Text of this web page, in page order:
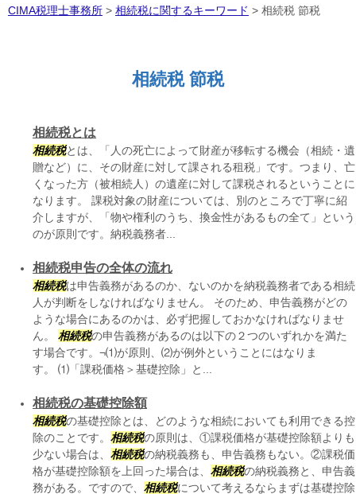
CIMA税理士事務所 > 相続税に関するキーワード > 相続税 節税
相続税 節税
相続税とは
相続税とは、「人の死亡によって財産が移転する機会（相続・遺
贈など）に、その財産に対して課される租税」です。つまり、亡
くなった方（被相続人）の遺産に対して課税されるということに
なります。 課税対象の財産については、別のところで丁寧に紹
介しますが、「物や権利のうち、換金性があるもの全て」という
のが原則です。納税義務者...
相続税申告の全体の流れ
相続税は申告義務があるのか、ないのかを納税義務者である相続
人が判断をしなければなりません。 そのため、申告義務がどの
ような場合にあるのかは、必ず把握しておかなければなりませ
ん。 相続税の申告義務があるのは以下の２つのいずれかを満た
す場合です。¬⑴が原則、⑵が例外ということにはなりま
す。 ⑴「課税価格＞基礎控除」と...
相続税の基礎控除額
相続税の基礎控除とは、どのような相続においても利用できる控
除のことです。 相続税の原則は、①課税価格が基礎控除額よりも
少ない場合は、 相続税の納税義務も、申告義務もない。②課税価
格が基礎控除額を上回った場合は、 相続税の納税義務と、申告義
務がある。ですので、 相続税について考えるならまずは基礎控除